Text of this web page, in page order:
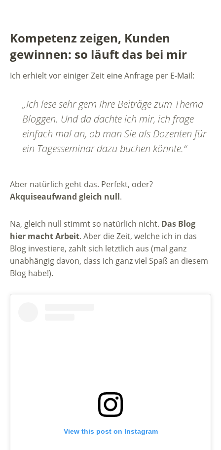
Kompetenz zeigen, Kunden
gewinnen: so läuft das bei mir
Ich erhielt vor einiger Zeit eine Anfrage per E-Mail:
„Ich lese sehr gern Ihre Beiträge zum Thema
Bloggen. Und da dachte ich mir, ich frage
einfach mal an, ob man Sie als Dozenten für
ein Tagesseminar dazu buchen könnte.“
Aber natürlich geht das. Perfekt, oder?
Akquiseaufwand gleich null.
Na, gleich null stimmt so natürlich nicht. Das Blog
hier macht Arbeit. Aber die Zeit, welche ich in das
Blog investiere, zahlt sich letztlich aus (mal ganz
unabhängig davon, dass ich ganz viel Spaß an diesem
Blog habe!).
View this post on Instagram